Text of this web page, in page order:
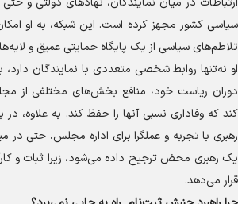
سیاسی کشور مجهز کرده است. این شبکه، به او
تلاطم‌های سیاسی از یک پایگاه حمایتی عمیق و
او نه‌تنها روابط شخصی متعددی با نمایندگان
دوران ریاست خود، منافع بخش‌های مختلفی از
کند که وفاداری نسبی آنها را حفظ کند. به علاوه،
رهبری با تجربه و عملگرا برای اداره مجلس، حتی
یک رهبری محض ترجیح داده می‌شود، زیرا ثبات و
قرار می‌دهد.